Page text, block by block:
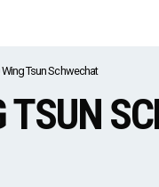
Wing Tsun Schwechat
TSUN